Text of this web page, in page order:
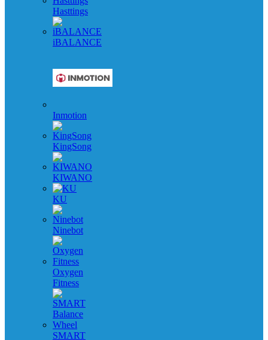
Hasttings
iBALANCE
Inmotion
KingSong
KIWANO
KU
Ninebot
Oxygen
Fitness
SMART